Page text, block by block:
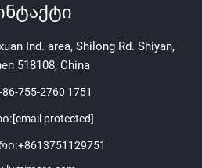
Ind. area, Shilong Rd. Shiyan,
518108, China
755-2760 1751
[email protected]
+8613751129751